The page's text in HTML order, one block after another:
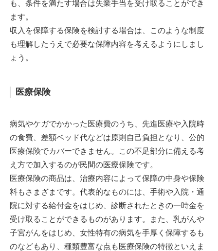
も、条件を満たす場合は失業手当を受け取ることができ
ます。
収入を保障する保険を検討する場合は、このような制度
も理解したうえで必要な保障内容を考えるようにしまし
ょう。
医療保険
病気やケガでかかった医療費のうち、先進医療や入院時
の食費、差額ベッド代などは原則自己負担となり、公的
医療保険でカバーできません。この不足部分に備える考
え方で加入するのが民間の医療保険です。
医療保険の商品は、治療内容によって保障の中身や保険
料もさまざまです。代表的なものには、手術や入院・通
院に対する給付金をはじめ、診断されたときの一時金を
受け取ることができるものがあります。また、乳がんや
子宮がんをはじめ、女性特有の病気を手厚く保障するも
のなどもあり、種類豊富な点も医療保険の特徴といえま